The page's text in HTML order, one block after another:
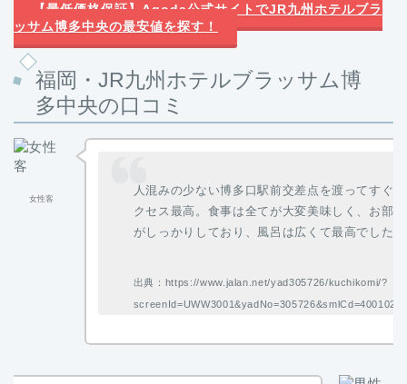
【最低価格保証】Agoda公式サイトでJR九州ホテルブラ
ッサム博多中央の最安値を探す！
福岡・JR九州ホテルブラッサム博
多中央の口コミ
女性客
人混みの少ない博多口駅前交差点を渡ってすぐ
クセス最高。食事は全てが大変美味しく、お部
がしっかりしており、風呂は広くて最高でした。
出典：https://www.jalan.net/yad305726/kuchikomi/?